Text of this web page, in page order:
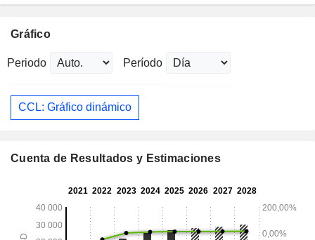
Gráfico
Periodo Período
CCL: Gráfico dinámico
Cuenta de Resultados y Estimaciones